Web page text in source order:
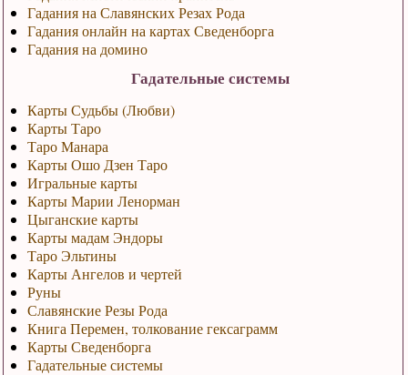
Гадания на Славянских Резах Рода
Гадания онлайн на картах Сведенборга
Гадания на домино
Гадательные системы
Карты Судьбы (Любви)
Карты Таро
Таро Манара
Карты Ошо Дзен Таро
Игральные карты
Карты Марии Ленорман
Цыганские карты
Карты мадам Эндоры
Таро Эльтины
Карты Ангелов и чертей
Руны
Славянские Резы Рода
Книга Перемен, толкование гексаграмм
Карты Сведенборга
Гадательные системы